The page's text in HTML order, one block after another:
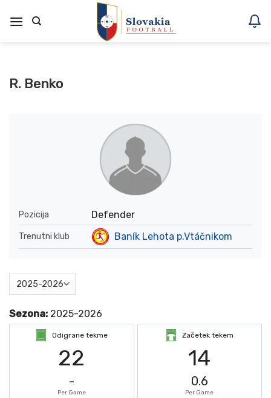
na
R. Benko
Pozicija Defender
Trenutni klub Baník Lehota p.Vtáčnikom
Sezona: 2025-2026
Odigrane tekme
22
-
Per Game
Začetek tekem
14
0.6
Per Game